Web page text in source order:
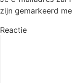
zijn gemarkeerd
Reactie